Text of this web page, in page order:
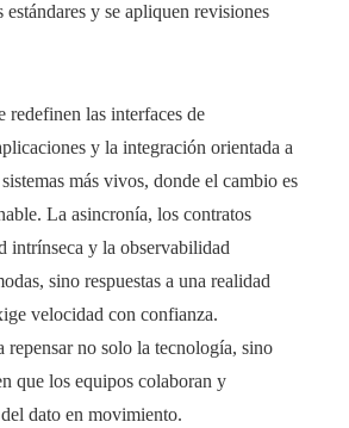
estándares y se apliquen revisiones
redefinen las interfaces de
y la integración orientada a
más vivos, donde el cambio es
La asincronía, los contratos
intrínseca y la observabilidad
sino respuestas a una realidad
velocidad con confianza.
repensar no solo la tecnología, sino
que los equipos colaboran y
dato en movimiento.